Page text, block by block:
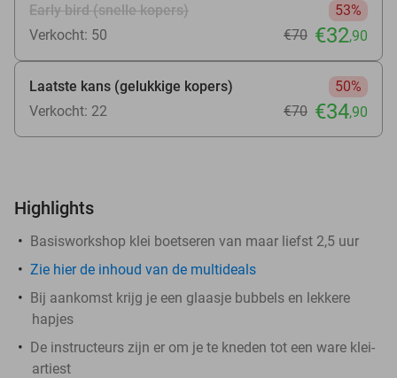
Early bird (snelle kopers)
53%
Verkocht: 50
€70 €32,90
Laatste kans (gelukkige kopers)
50%
Verkocht: 22
€70 €34,90
Highlights
Basisworkshop klei boetseren van maar liefst 2,5 uur
Zie hier de inhoud van de multideals
Bij aankomst krijg je een glaasje bubbels en lekkere
hapjes
De instructeurs zijn er om je te kneden tot een ware klei-
artiest